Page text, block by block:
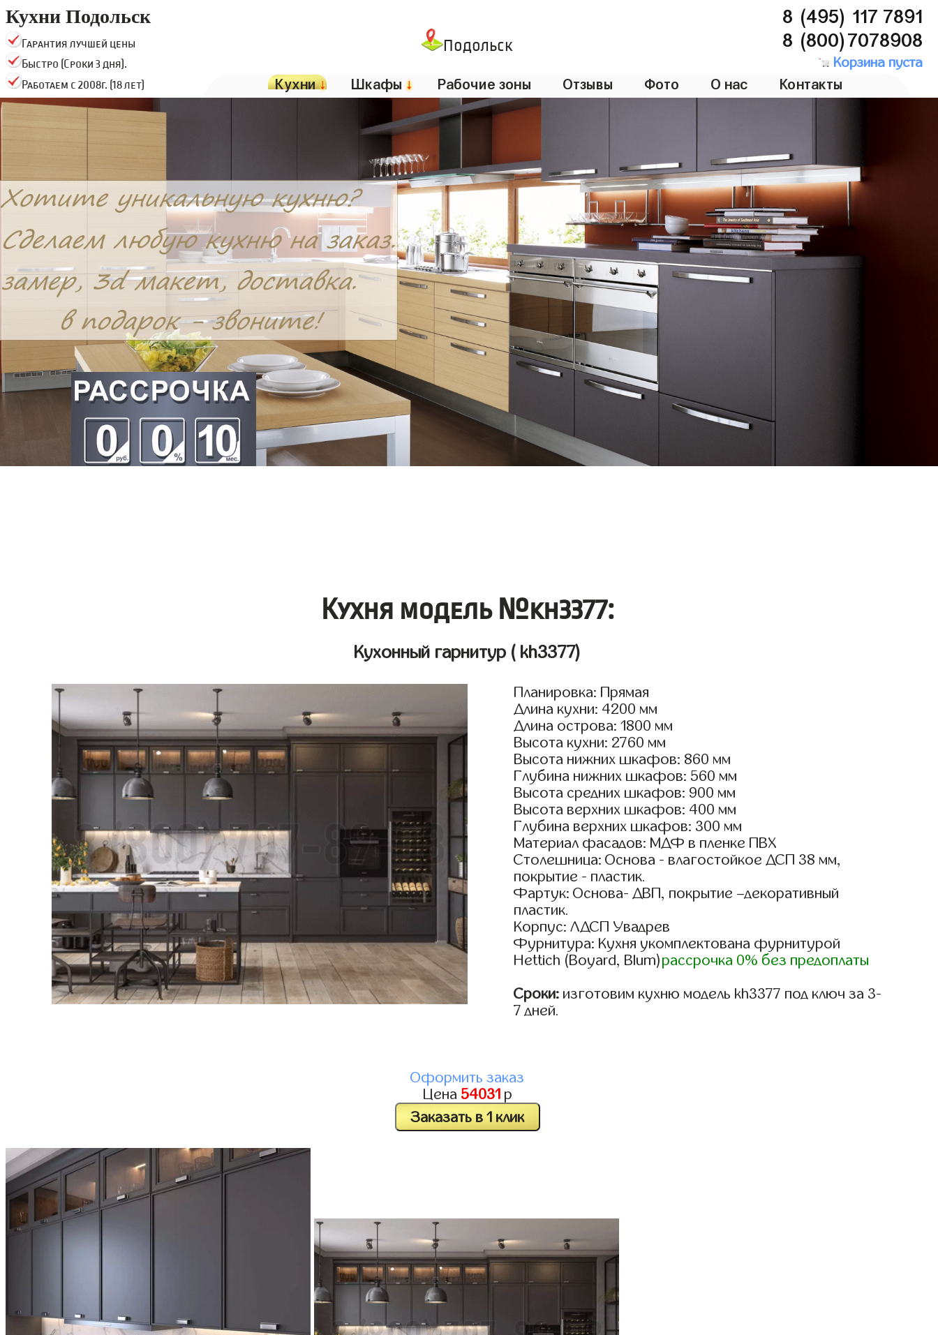
Кухни Подольск
Гарантия лучшей цены
Быстро (Сроки 3 дня).
Работаем с 2008г. (18 лет)
Подольск
8 (495) 117 7891
8 (800)7078908
Корзина пуста
Кухни↓ Шкафы↓ Рабочие зоны Отзывы Фото О нас Контакты
Кухня модель №kh3377:
Кухонный гарнитур ( kh3377)
Планировка: Прямая
Длина кухни: 4200 мм
Длина острова: 1800 мм
Высота кухни: 2760 мм
Высота нижних шкафов: 860 мм
Глубина нижних шкафов: 560 мм
Высота средних шкафов: 900 мм
Высота верхних шкафов: 400 мм
Глубина верхних шкафов: 300 мм
Материал фасадов: МДФ в пленке ПВХ
Столешница: Основа - влагостойкое ДСП 38 мм,
покрытие - пластик.
Фартук: Основа- ДВП, покрытие –декоративный
пластик.
Корпус: ЛДСП Увадрев
Фурнитура: Кухня укомплектована фурнитурой
Hettich (Boyard, Blum)рассрочка 0% без предоплаты
Сроки: изготовим кухню модель kh3377 под ключ за 3-
7 дней.
Оформить заказ
Цена 54031 р
Заказать в 1 клик